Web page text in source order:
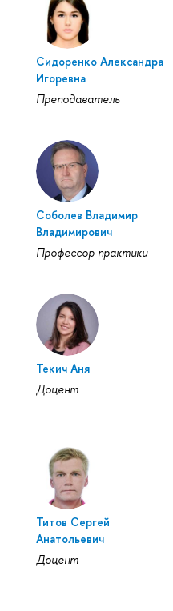
Сидоренко Александра
Игоревна
Преподаватель
Соболев Владимир
Владимирович
Профессор практики
Текич Аня
Доцент
Титов Сергей
Анатольевич
Доцент